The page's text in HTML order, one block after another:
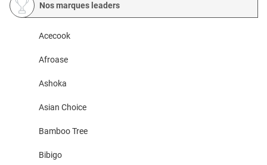
Nos marques leaders
Acecook
Afroase
Ashoka
Asian Choice
Bamboo Tree
Bibigo